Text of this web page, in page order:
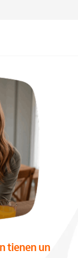
tienen un